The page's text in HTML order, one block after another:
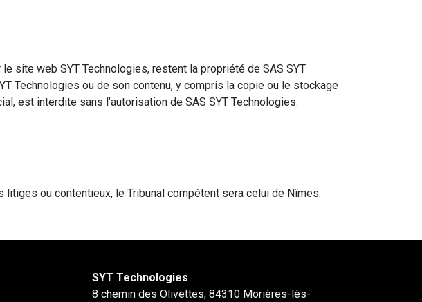
site web SYT Technologies, restent la propriété de SAS SYT
Technologies ou de son contenu, y compris la copie ou le stockage
est interdite sans l’autorisation de SAS SYT Technologies.
ou contentieux, le Tribunal compétent sera celui de Nîmes.
SYT Technologies
8 chemin des Olivettes, 84310 Morières-lès-